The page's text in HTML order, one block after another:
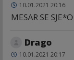
10.01.2021 20:16
MESAR SE
Drago
10.01.2021 20:17